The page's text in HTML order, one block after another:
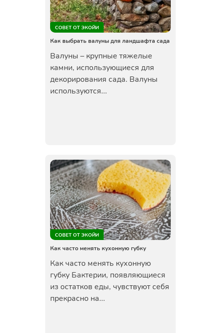
СОВЕТ ОТ ЭКОЙИ
Как выбрать валуны для ландшафта сада
Валуны – крупные тяжелые
камни, использующиеся для
декорирования сада. Валуны
используются...
СОВЕТ ОТ ЭКОЙИ
Как часто менять кухонную губку
Как часто менять кухонную
губку Бактерии, появляющиеся
из остатков еды, чувствуют себя
прекрасно на...